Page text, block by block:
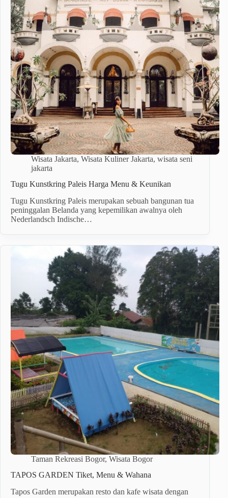
Wisata Jakarta, Wisata Kuliner Jakarta, wisata seni
jakarta
Tugu Kunstkring Paleis Harga Menu & Keunikan
Tugu Kunstkring Paleis merupakan sebuah bangunan tua
peninggalan Belanda yang kepemilikan awalnya oleh
Nederlandsch Indische…
Taman Rekreasi Bogor, Wisata Bogor
TAPOS GARDEN Tiket, Menu & Wahana
Tapos Garden merupakan resto dan kafe wisata dengan